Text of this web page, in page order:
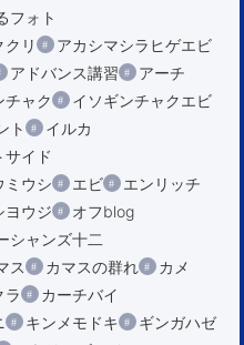
フォト
クリ
アカシマシラヒゲエビ
アドバンス講習
アーチ
チャク
イソギンチャクエビ
ト
イルカ
サイド
ミウシ エビ
エンリッチ
ヨウジ
オフblog
シャンズ十二
ス カマスの群れ
カメ
ラ
カーチバイ
キンメモドキ
ギンガハゼ